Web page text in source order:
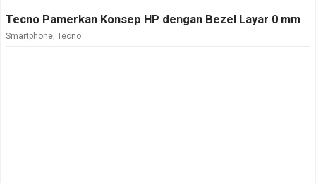
Tecno Pamerkan Konsep HP dengan Bezel Layar 0 mm
Smartphone, Tecno